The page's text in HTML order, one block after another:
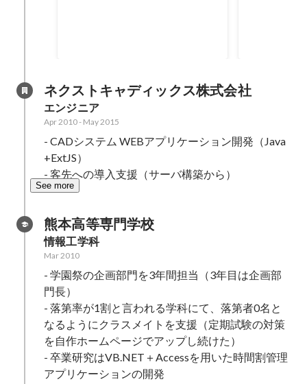
ネクストキャディックス株式会社
エンジニア
Apr 2010- May 2015
- CADシステム WEBアプリケーション開発（Java
+ExtJS）
- 客先への導入支援（サーバ構築から）
See more
熊本高等専門学校
情報工学科
Mar 2010
- 学園祭の企画部門を3年間担当（3年目は企画部
門長）
- 落第率が1割と言われる学科にて、落第者0名と
なるようにクラスメイトを支援（定期試験の対策
を自作ホームページでアップし続けた）
- 卒業研究はVB.NET＋Accessを用いた時間割管理
アプリケーションの開発